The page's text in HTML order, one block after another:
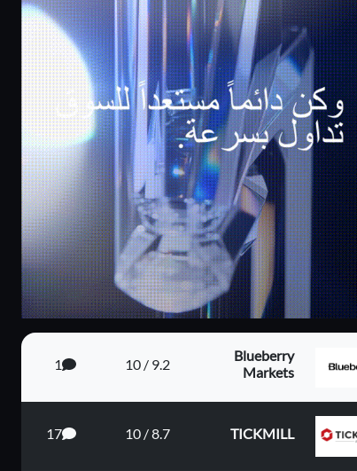
Blueberry
Markets
9.2 / 10
1
TICKMILL
8.7 / 10
17
كاش باك يصل الى
80%
بونص 100% على
الايداع